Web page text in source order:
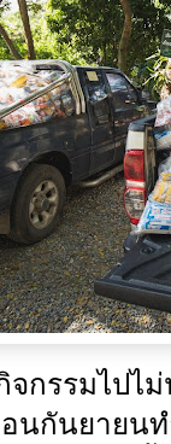
จกรรมไป
อนกันยาย